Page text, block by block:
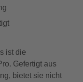
ist die
Gefertigt aus
bietet sie nicht